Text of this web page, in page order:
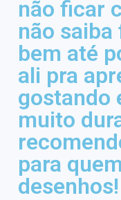
não ficar
não
bem até
ali pra
gostando
muito
para
desenhos!